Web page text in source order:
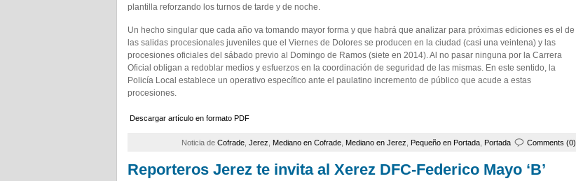
plantilla reforzando los turnos de tarde y de noche.
Un hecho singular que cada año va tomando mayor forma y que habrá que analizar para próximas ediciones es el de
las salidas procesionales juveniles que el Viernes de Dolores se producen en la ciudad (casi una veintena) y las
procesiones oficiales del sábado previo al Domingo de Ramos (siete en 2014). Al no pasar ninguna por la Carrera
Oficial obligan a redoblar medios y esfuerzos en la coordinación de seguridad de las mismas. En este sentido, la
Policía Local establece un operativo específico ante el paulatino incremento de público que acude a estas
procesiones.
Descargar artículo en formato PDF
Noticia de Cofrade Jerez Mediano en Cofrade Mediano en Jerez Pequeño en Portada Portada Comments (0)
Reporteros Jerez te invita al Xerez DFC-Federico Mayo ‘B’